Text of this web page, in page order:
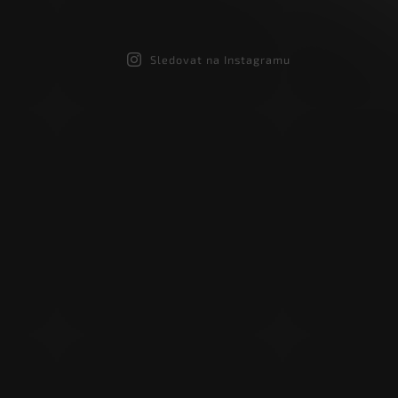
Sledovat na Instagramu